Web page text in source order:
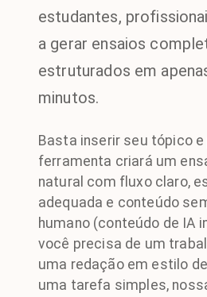
estudantes,
a gerar ensaios
estruturados em
minutos.
Basta inserir seu tópico
ferramenta criará um
natural com fluxo claro,
adequada e conteúdo
humano (conteúdo de IA
você precisa de um
uma redação em estilo
uma tarefa simples,